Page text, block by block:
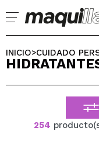
Ya soy
INICIO>CUIDADO
254